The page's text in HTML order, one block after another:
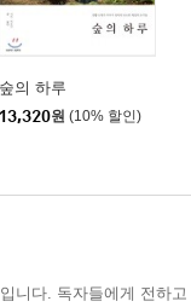
취향
브롬톤은 캘리포니
: 브롬톤의 폴딩
고 브롬톤과의 조우
노닐다 / 두 겹의 섬 속
숲의 하루
13,320원 (10% 할인)
니다. 독자들에게 전하